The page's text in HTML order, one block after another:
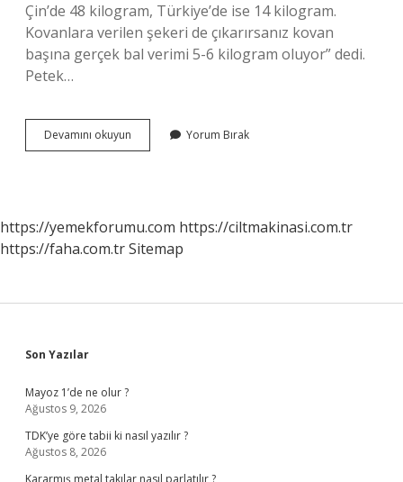
Çin’de 48 kilogram, Türkiye’de ise 14 kilogram.
Kovanlara verilen şekeri de çıkarırsanız kovan
başına gerçek bal verimi 5-6 kilogram oluyor” dedi.
Petek…
Devamını okuyun
Petek
Yorum Bırak
https://yemekforumu.com https://ciltmakinasi.com.tr
https://faha.com.trSitemap
Sidebar
Son Yazılar
Mayoz 1’de ne olur ?
Ağustos 9, 2026
TDK’ye göre tabii ki nasıl yazılır ?
Ağustos 8, 2026
Kararmış metal takılar nasıl parlatılır ?